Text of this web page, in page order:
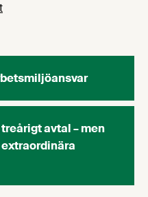
avtal – men